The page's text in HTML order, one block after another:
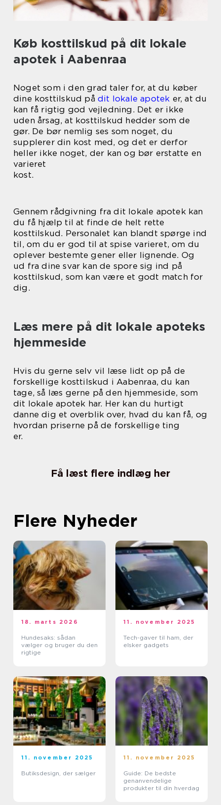
Køb kosttilskud på dit lokale
apotek i Aabenraa
Noget som i den grad taler for, at du køber
dine kosttilskud på dit lokale apotek er, at du
kan få rigtig god vejledning. Det er ikke
uden årsag, at kosttilskud hedder som de
gør. De bør nemlig ses som noget, du
supplerer din kost med, og det er derfor
heller ikke noget, der kan og bør erstatte en
varieret
kost.
Gennem rådgivning fra dit lokale apotek kan
du få hjælp til at finde de helt rette
kosttilskud. Personalet kan blandt spørge ind
til, om du er god til at spise varieret, om du
oplever bestemte gener eller lignende. Og
ud fra dine svar kan de spore sig ind på
kosttilskud, som kan være et godt match for
dig.
Læs mere på dit lokale apoteks
hjemmeside
Hvis du gerne selv vil læse lidt op på de
forskellige kosttilskud i Aabenraa, du kan
tage, så læs gerne på den hjemmeside, som
dit lokale apotek har. Her kan du hurtigt
danne dig et overblik over, hvad du kan få, og
hvordan priserne på de forskellige ting
er.
Få læst flere indlæg her
Flere Nyheder
18. marts 2026
Hundesaks: sådan
vælger og bruger du den
rigtige
11. november 2025
Tech-gaver til ham, der
elsker gadgets
11. november 2025
Butiksdesign, der sælger
11. november 2025
Guide: De bedste
genanvendelige
produkter til din hverdag